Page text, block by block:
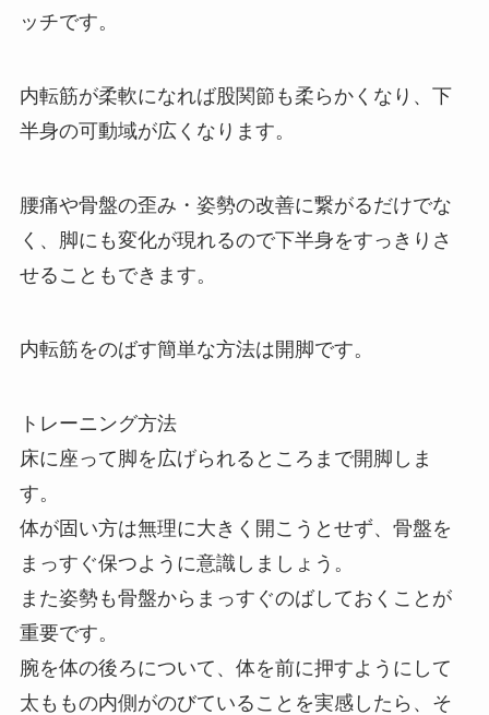
ッチです。
内転筋が柔軟になれば股関節も柔らかくなり、下
半身の可動域が広くなります。
腰痛や骨盤の歪み・姿勢の改善に繋がるだけでな
く、脚にも変化が現れるので下半身をすっきりさ
せることもできます。
内転筋をのばす簡単な方法は開脚です。
トレーニング方法
床に座って脚を広げられるところまで開脚しま
す。
体が固い方は無理に大きく開こうとせず、骨盤を
まっすぐ保つように意識しましょう。
また姿勢も骨盤からまっすぐのばしておくことが
重要です。
腕を体の後ろについて、体を前に押すようにして
太ももの内側がのびていることを実感したら、そ